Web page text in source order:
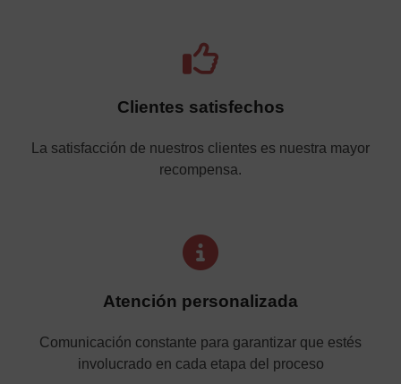
Clientes satisfechos
La satisfacción de nuestros clientes es nuestra mayor
recompensa.
Atención personalizada
Comunicación constante para garantizar que estés
involucrado en cada etapa del proceso